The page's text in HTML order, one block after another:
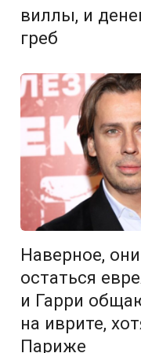
виллы, и
греб
Наверное,
остаться
и Гарри
на иврите,
Париже